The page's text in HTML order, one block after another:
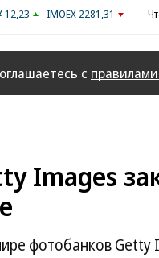
12,23 IMOEX 2281,31
с
Images
фотобанков Getty